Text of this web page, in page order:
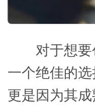
对于想要
一个绝佳的
更是因为其